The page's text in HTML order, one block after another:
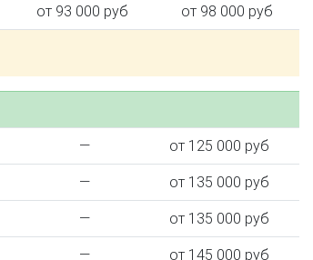
от 93 000 руб от 98 000 руб
— от 125 000 руб
— от 135 000 руб
— от 135 000 руб
— от 145 000 руб